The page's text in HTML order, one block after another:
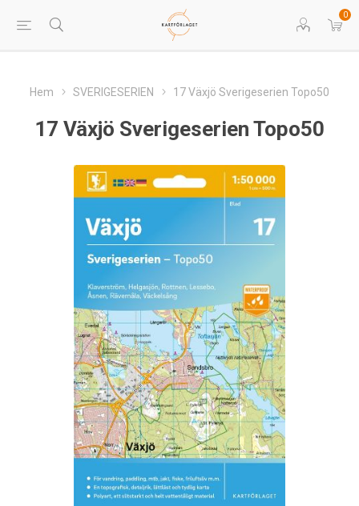
0
Hem SVERIGESERIEN 17 Växjö Sverigeserien Topo50
17 Växjö Sverigeserien Topo50